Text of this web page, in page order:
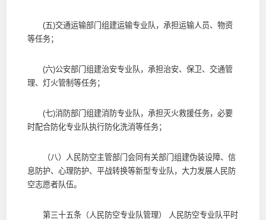
(五)交通运输部门组建运输专业队，承担运输人员、物资
等任务；
(六)公安部门组建治安专业队，承担治安、保卫、交通管
理、灯火管制等任务；
(七)消防部门组建消防专业队，承担灭火救援任务，必要
时配合防化专业队执行防化洗消等任务；
（八）人民防空主管部门会同有关部门组建伪装设障、信
息防护、心理防护、平战转换等新型专业队，大力发展人民防
空志愿者队伍。
第三十五条（人民防空专业队管理） 人民防空专业队平时